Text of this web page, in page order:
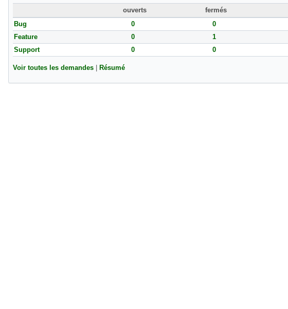
ouverts fermés
Bug
0 0
Feature
0 1
Support
0 0
Voir toutes les demandes Résumé